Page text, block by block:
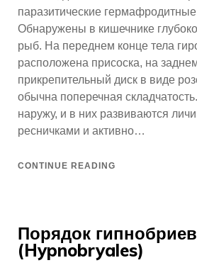
паразитические
Обнаружены в кишечнике
рыб. На переднем конце тела
расположена присоска, на
прикрепительный диск в виде
обычна поперечная
наружу, и в них развиваются
ресничками и активно…
CONTINUE READING
Порядок
(Hypnobryales)